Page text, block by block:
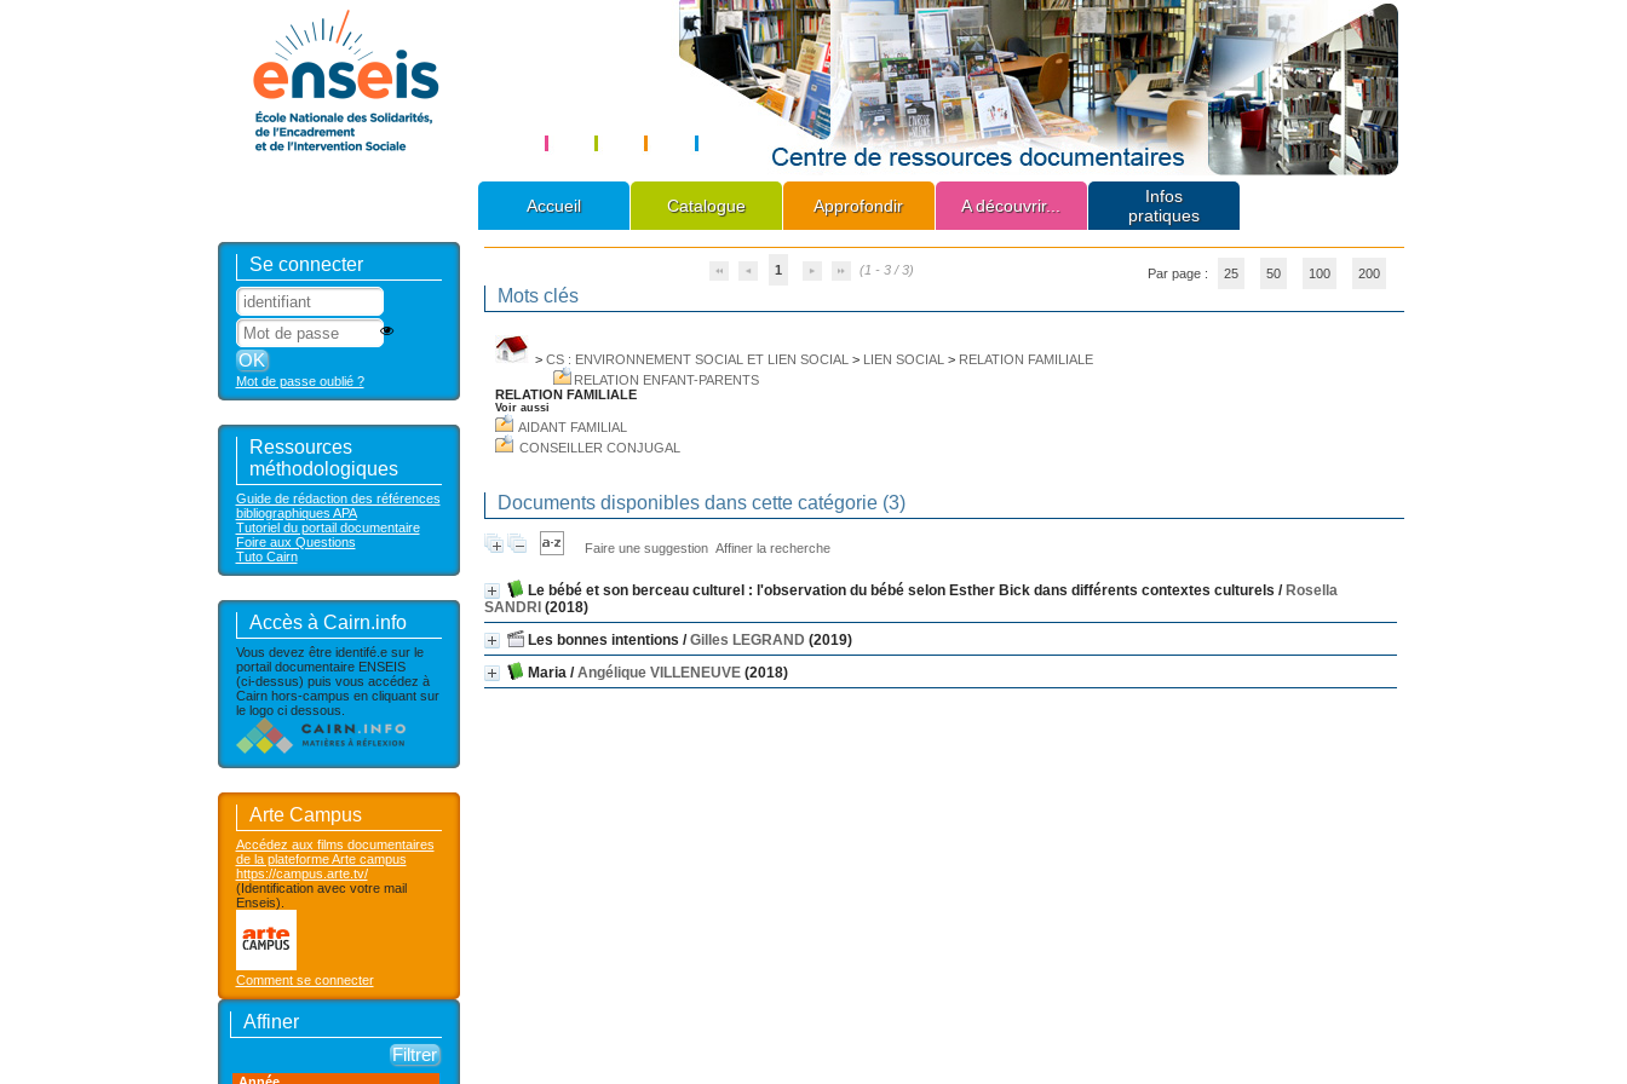
Accueil Catalogue Approfondir A découvrir...
Infos
pratiques
Se connecter
Mot de passe oublié ?
Ressources
méthodologiques
Guide de rédaction des références
bibliographiques APA
Tutoriel du portail documentaire
Foire aux Questions
Tuto Cairn
Accès à Cairn.info
Vous devez être identifé.e sur le
portail documentaire ENSEIS
(ci-dessus) puis vous accédez à
Cairn hors-campus en cliquant sur
le logo ci dessous.
Arte Campus
Accédez aux films documentaires
de la plateforme Arte campus
https://campus.arte.tv/
(Identification avec votre mail
Enseis).
Comment se connecter
Affiner
1 (1 - 3 / 3) Par page : 25 50 100 200
Mots clés
> CS : ENVIRONNEMENT SOCIAL ET LIEN SOCIAL > LIEN SOCIAL > RELATION FAMILIALE
RELATION ENFANT-PARENTS
RELATION FAMILIALE
Voir aussi
AIDANT FAMILIAL
CONSEILLER CONJUGAL
Documents disponibles dans cette catégorie (3)
Faire une suggestion Affiner la recherche
Le bébé et son berceau culturel : l'observation du bébé selon Esther Bick dans différents contextes culturels / Rosella
SANDRI (2018)
Les bonnes intentions /Gilles LEGRAND (2019)
Maria/Angélique VILLENEUVE(2018)